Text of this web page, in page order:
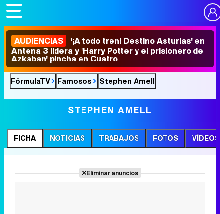
AUDIENCIAS '¡A todo tren! Destino Asturias' en
Antena 3 lidera y 'Harry Potter y el prisionero de
Azkaban' pincha en Cuatro
FórmulaTV Famosos Stephen Amell
STEPHEN AMELL
FICHA NOTICIAS TRABAJOS FOTOS VÍDEOS
Eliminar anuncios